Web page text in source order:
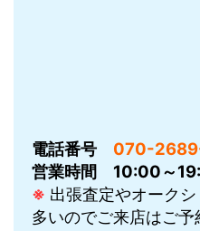
電話番号 070-
営業時間
10:00～
※ 出張査定やオーク
多いのでご来店はご